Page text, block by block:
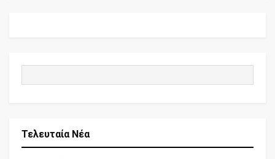
Τελευταία Νέα